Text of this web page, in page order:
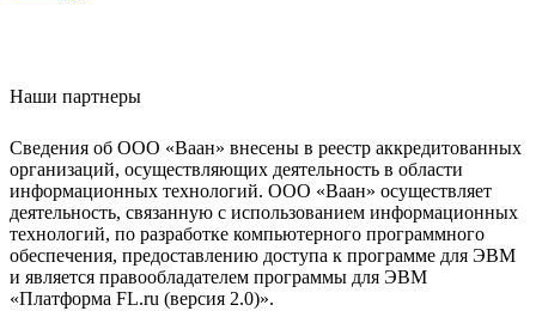
Наши партнеры
Сведения об ООО «Ваан» внесены в реестр аккредитованных
организаций, осуществляющих деятельность в области
информационных технологий. ООО «Ваан» осуществляет
деятельность, связанную с использованием информационных
технологий, по разработке компьютерного программного
обеспечения, предоставлению доступа к программе для ЭВМ
и является правообладателем программы для ЭВМ
«Платформа FL.ru (версия 2.0)».